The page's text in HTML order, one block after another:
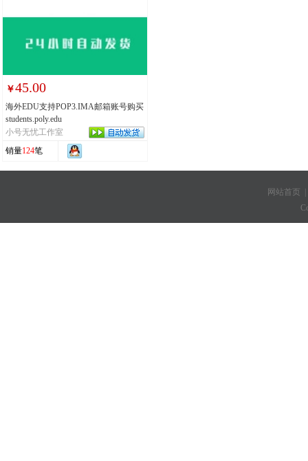
￥45.00
海外EDU支持POP3.IMA邮箱账号购买
students.poly.edu
小号无忧工作室
销量124笔
网站首页